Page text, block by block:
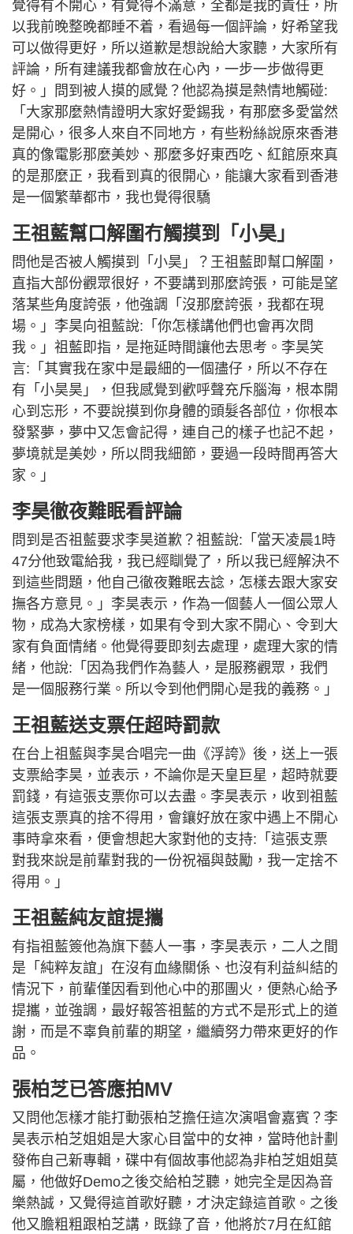
覺得有不開心，有覺得不滿意，全都是我的責任，所
以我前晚整晚都睡不着，看過每一個評論，好希望我
可以做得更好，所以道歉是想說給大家聽，大家所有
評論，所有建議我都會放在心內，一步一步做得更
好。」問到被人摸的感覺？他認為摸是熱情地觸碰:
「大家那麼熱情證明大家好愛錫我，有那麼多愛當然
是開心，很多人來自不同地方，有些粉絲說原來香港
真的像電影那麼美妙、那麼多好東西吃、紅館原來真
的是那麼正，我看到真的很開心，能讓大家看到香港
是一個繁華都市，我也覺得很驕
王祖藍幫口解圍冇觸摸到「小昊」
問他是否被人觸摸到「小昊」？王祖藍即幫口解圍，
直指大部份觀眾很好，不要講到那麼誇張，可能是望
落某些角度誇張，他強調「沒那麼誇張，我都在現
場。」李昊向祖藍說:「你怎樣講他們也會再次問
我。」祖藍即指，是拖延時間讓他去思考。李昊笑
言:「其實我在家中是最細的一個孻仔，所以不存在
有「小昊昊」，但我感覺到歡呼聲充斥腦海，根本開
心到忘形，不要說摸到你身體的頭髮各部位，你根本
發緊夢，夢中又怎會記得，連自己的樣子也記不起，
夢境就是美妙，所以問我細節，要過一段時間再答大
家。」
李昊徹夜難眠看評論
問到是否祖藍要求李昊道歉？祖藍說:「當天凌晨1時
47分他致電給我，我已經瞓覺了，所以我已經解決不
到這些問題，他自己徹夜難眠去諗，怎樣去跟大家安
撫各方意見。」李昊表示，作為一個藝人一個公眾人
物，成為大家榜樣，如果有令到大家不開心、令到大
家有負面情緒。他覺得要即刻去處理，處理大家的情
緒，他說:「因為我們作為藝人，是服務觀眾，我們
是一個服務行業。所以令到他們開心是我的義務。」
王祖藍送支票任超時罰款
在台上祖藍與李昊合唱完一曲《浮誇》後，送上一張
支票給李昊，並表示，不論你是天皇巨星，超時就要
罰錢，有這張支票你可以去盡。李昊表示，收到祖藍
這張支票真的捨不得用，會鑲好放在家中遇上不開心
事時拿來看，便會想起大家對他的支持:「這張支票
對我來說是前輩對我的一份祝福與鼓勵，我一定捨不
得用。」
王祖藍純友誼提攜
有指祖藍簽他為旗下藝人一事，李昊表示，二人之間
是「純粹友誼」在沒有血緣關係、也沒有利益糾結的
情況下，前輩僅因看到他心中的那團火，便熱心給予
提攜，並強調，最好報答祖藍的方式不是形式上的道
謝，而是不辜負前輩的期望，繼續努力帶來更好的作
品。
張柏芝已答應拍MV
又問他怎樣才能打動張柏芝擔任這次演唱會嘉賓？李
昊表示柏芝姐姐是大家心目當中的女神，當時他計劃
發佈自己新專輯，碟中有個故事他認為非柏芝姐姐莫
屬，他做好Demo之後交給柏芝聽，她完全是因為音
樂熱誠，又覺得這首歌好聽，才決定錄這首歌。之後
他又膽粗粗跟柏芝講，既錄了音，他將於7月在紅館